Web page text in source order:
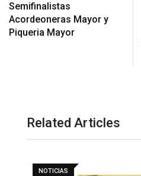
Semifinalistas
Acordeoneras Mayor y
Piqueria Mayor
Related Articles
NOTICIAS